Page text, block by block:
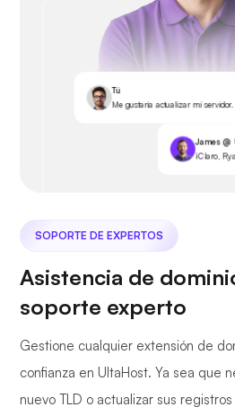
Tú
Me gustaría actualizar mi
James @
¡Claro,
SOPORTE DE EXPERTOS
Asistencia de
soporte experto
Gestione cualquier extensión de
confianza en UltaHost. Ya sea que
nuevo TLD o actualizar sus